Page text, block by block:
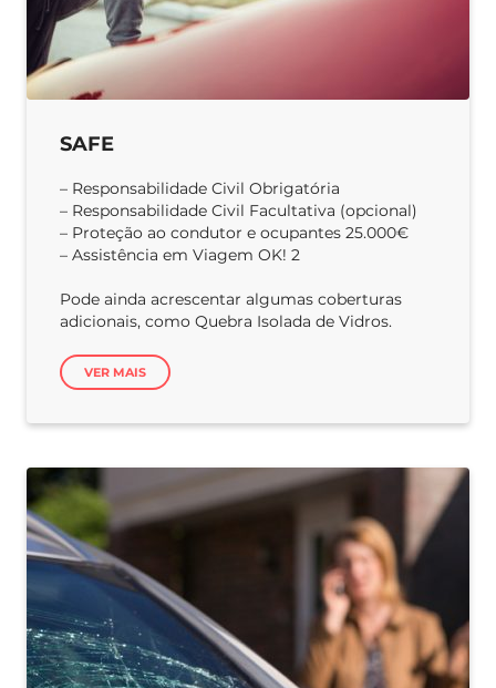
SAFE
– Responsabilidade Civil Obrigatória
– Responsabilidade Civil Facultativa (opcional)
– Proteção ao condutor e ocupantes 25.000€
– Assistência em Viagem OK! 2
Pode ainda acrescentar algumas coberturas
adicionais, como Quebra Isolada de Vidros.
VER MAIS